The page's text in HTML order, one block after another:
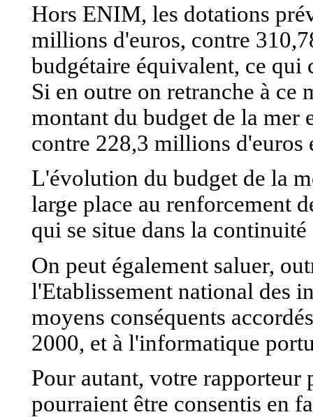
Hors ENIM, les dotations
millions d'euros, contre
budgétaire équivalent, ce qui
Si en outre on retranche à ce
montant du budget de la mer
contre 228,3 millions d'euros
L'évolution du budget de la
large place au renforcement
qui se situe dans la
On peut également saluer,
l'Etablissement national des
moyens conséquents
2000, et à l'informatique
Pour autant, votre rapporteur
pourraient être consentis en